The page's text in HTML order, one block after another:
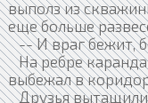
выполз из
еще больше
-- И враг бежит,
На ребре
выбежал в
Друзья вытащили